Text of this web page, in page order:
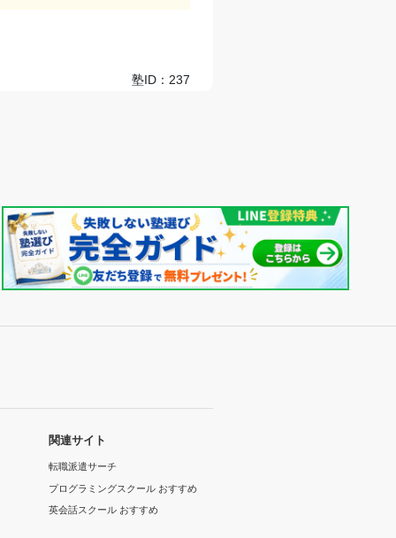
塾ID：237
関連サイト
転職派遣サーチ
プログラミングスクール おすすめ
英会話スクール おすすめ